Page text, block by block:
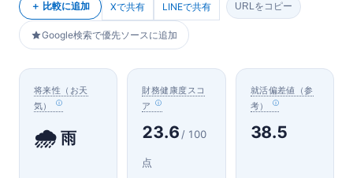
＋ 比較に追加 Xで共有 LINEで共有 URLをコピー
Google検索で優先ソースに追加
将来性（お天
気）
🌧️雨
財務健康度スコ
ア
23.6 / 100
点
就活偏差値（参
考）
38.5